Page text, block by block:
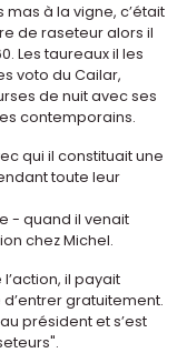
à la vigne, c’était
de raseteur alors il
Les taureaux il les
voto du Cailar,
de nuit avec ses
contemporains.
qui il constituait une
toute leur
- quand il venait
chez Michel.
il payait
gratuitement.
président et s’est